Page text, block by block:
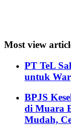
Most view
PT TeL
untuk
BPJS
di Muara
Mudah,